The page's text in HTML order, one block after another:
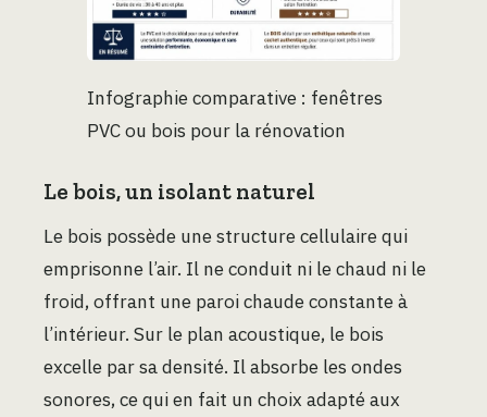
Infographie comparative : fenêtres
PVC ou bois pour la rénovation
Le bois, un isolant naturel
Le bois possède une structure cellulaire qui
emprisonne l’air. Il ne conduit ni le chaud ni le
froid, offrant une paroi chaude constante à
l’intérieur. Sur le plan acoustique, le bois
excelle par sa densité. Il absorbe les ondes
sonores, ce qui en fait un choix adapté aux